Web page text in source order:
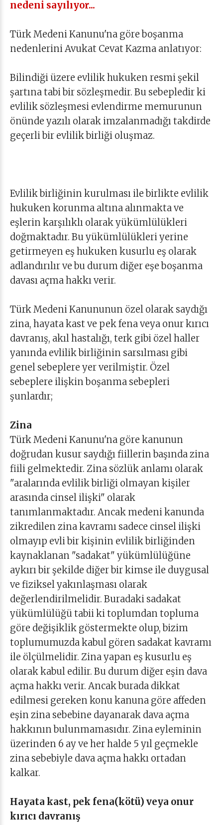
nedeni sayılıyor...
Türk Medeni Kanunu'na göre boşanma
nedenlerini Avukat Cevat Kazma anlatıyor:
Bilindiği üzere evlilik hukuken resmi şekil
şartına tabi bir sözleşmedir. Bu sebepledir ki
evlilik sözleşmesi evlendirme memurunun
önünde yazılı olarak imzalanmadığı takdirde
geçerli bir evlilik birliği oluşmaz.
Evlilik birliğinin kurulması ile birlikte evlilik
hukuken korunma altına alınmakta ve
eşlerin karşılıklı olarak yükümlülükleri
doğmaktadır. Bu yükümlülükleri yerine
getirmeyen eş hukuken kusurlu eş olarak
adlandırılır ve bu durum diğer eşe boşanma
davası açma hakkı verir.
Türk Medeni Kanununun özel olarak saydığı
zina, hayata kast ve pek fena veya onur kırıcı
davranış, akıl hastalığı, terk gibi özel haller
yanında evlilik birliğinin sarsılması gibi
genel sebeplere yer verilmiştir. Özel
sebeplere ilişkin boşanma sebepleri
şunlardır;
Zina
Türk Medeni Kanunu'na göre kanunun
doğrudan kusur saydığı fiillerin başında zina
fiili gelmektedir. Zina sözlük anlamı olarak
"aralarında evlilik birliği olmayan kişiler
arasında cinsel ilişki" olarak
tanımlanmaktadır. Ancak medeni kanunda
zikredilen zina kavramı sadece cinsel ilişki
olmayıp evli bir kişinin evlilik birliğinden
kaynaklanan "sadakat" yükümlülüğüne
aykırı bir şekilde diğer bir kimse ile duygusal
ve fiziksel yakınlaşması olarak
değerlendirilmelidir. Buradaki sadakat
yükümlülüğü tabii ki toplumdan topluma
göre değişiklik göstermekte olup, bizim
toplumumuzda kabul gören sadakat kavramı
ile ölçülmelidir. Zina yapan eş kusurlu eş
olarak kabul edilir. Bu durum diğer eşin dava
açma hakkı verir. Ancak burada dikkat
edilmesi gereken konu kanuna göre affeden
eşin zina sebebine dayanarak dava açma
hakkının bulunmamasıdır. Zina eyleminin
üzerinden 6 ay ve her halde 5 yıl geçmekle
zina sebebiyle dava açma hakkı ortadan
kalkar.
Hayata kast, pek fena(kötü) veya onur
kırıcı davranış